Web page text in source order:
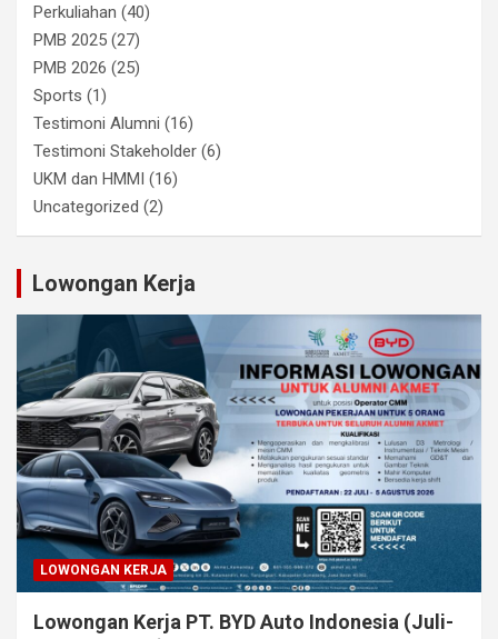
Perkuliahan (40)
PMB 2025 (27)
PMB 2026 (25)
Sports (1)
Testimoni Alumni (16)
Testimoni Stakeholder (6)
UKM dan HMMI (16)
Uncategorized (2)
Lowongan Kerja
LOWONGAN KERJA
Lowongan Kerja PT. BYD Auto Indonesia (Juli-